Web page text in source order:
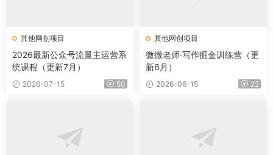
其他网创项目
2026最新公众号流量主运营系
统课程（更新7月）
2026-07-15 50
其他网创项目
微微老师·写作掘金训练营（更
新6月）
2026-06-15 22